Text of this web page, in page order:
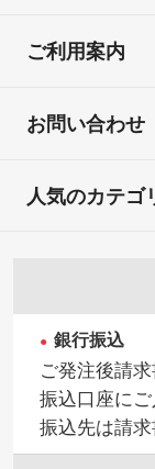
ご利用案内
お問い合わせ
銀行振込
ご発注後請
振込口座にご
振込先は請求
人気のカテゴ